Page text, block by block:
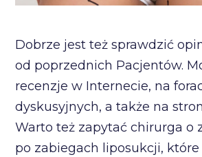
Dobrze jest też sprawdzić
od poprzednich Pacjentów.
recenzje w Internecie, na
dyskusyjnych, a także na
Warto też zapytać chirurga o
po zabiegach liposukcji, które